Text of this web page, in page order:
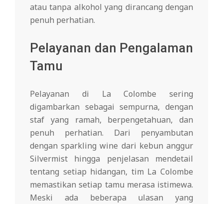
atau tanpa alkohol yang dirancang dengan
penuh perhatian.
Pelayanan dan Pengalaman
Tamu
Pelayanan di La Colombe sering
digambarkan sebagai sempurna, dengan
staf yang ramah, berpengetahuan, dan
penuh perhatian. Dari penyambutan
dengan sparkling wine dari kebun anggur
Silvermist hingga penjelasan mendetail
tentang setiap hidangan, tim La Colombe
memastikan setiap tamu merasa istimewa.
Meski ada beberapa ulasan yang